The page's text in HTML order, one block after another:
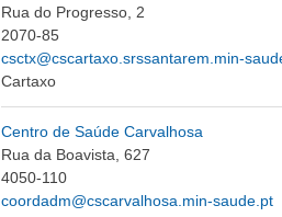
Rua do Progresso, 2
2070-85
csctx@cscartaxo.srssantarem.min-
Cartaxo
Centro de Saúde Carvalhosa
Rua da Boavista, 627
4050-110
coordadm@cscarvalhosa.min-saude.pt